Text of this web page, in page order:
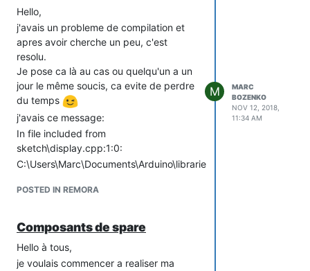
Hello,
j'avais un probleme de compilation et
apres avoir cherche un peu, c'est
resolu.
Je pose ca là au cas ou quelqu'un a un
jour le même soucis, ca evite de perdre
du temps
j'avais ce message:
In file included from
sketch\display.cpp:1:0:
C:\Users\Marc\Documents\Arduino\libraries\esp8266-
master\src/OLEDDisplay.h:201:10: error:
OLEDDisplay::setFont(const uint8_t*)' [-
fpermissive]
void setFont(const uint8_t *fontData);
POSTED IN REMORA
M
MARC
BOZENKO
NOV 12, 2018,
11:34 AM
Composants de spare
Hello à tous,
je voulais commencer a realiser ma